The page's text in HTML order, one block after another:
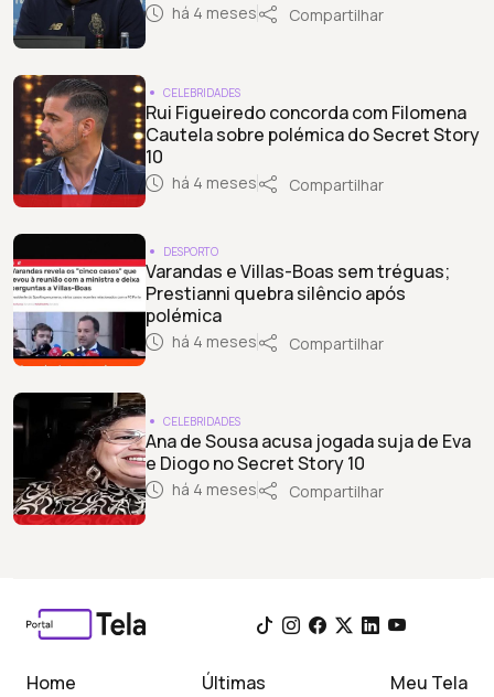
há 4 meses Compartilhar
CELEBRIDADES
Rui Figueiredo concorda com Filomena
Cautela sobre polémica do Secret Story
10
há 4 meses Compartilhar
DESPORTO
Varandas e Villas-Boas sem tréguas;
Prestianni quebra silêncio após
polémica
há 4 meses Compartilhar
CELEBRIDADES
Ana de Sousa acusa jogada suja de Eva
e Diogo no Secret Story 10
há 4 meses Compartilhar
Home Últimas Meu Tela